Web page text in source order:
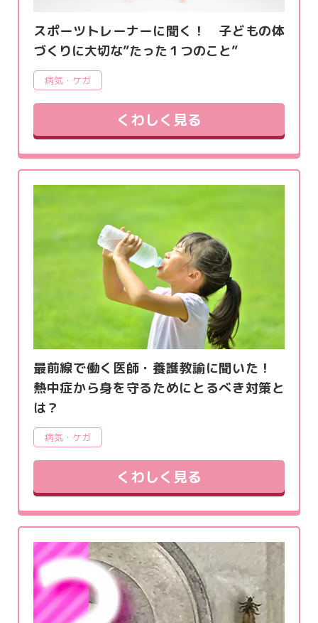
スポーツトレーナーに聞く！ 子どもの体
づくりに大切な”たった１つのこと”
病気・ケガ
くわしく見る
最前線で働く医師・養護教諭に聞いた！
熱中症から身を守るためにとるべき対策と
は？
病気・ケガ
くわしく見る